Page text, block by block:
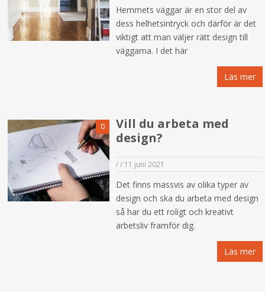
Hemmets väggar är en stor del av
dess helhetsintryck och därför är det
viktigt att man väljer rätt design till
väggarna. I det här
Läs mer
0
Vill du arbeta med
design?
// 11 juni 2021
Det finns massvis av olika typer av
design och ska du arbeta med design
så har du ett roligt och kreativt
arbetsliv framför dig.
Läs mer